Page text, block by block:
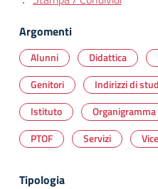
Argomenti
Alunni Didattica
Genitori
Indirizzi di
Istituto
Organigramma
PTOF
Servizi
Tipologia